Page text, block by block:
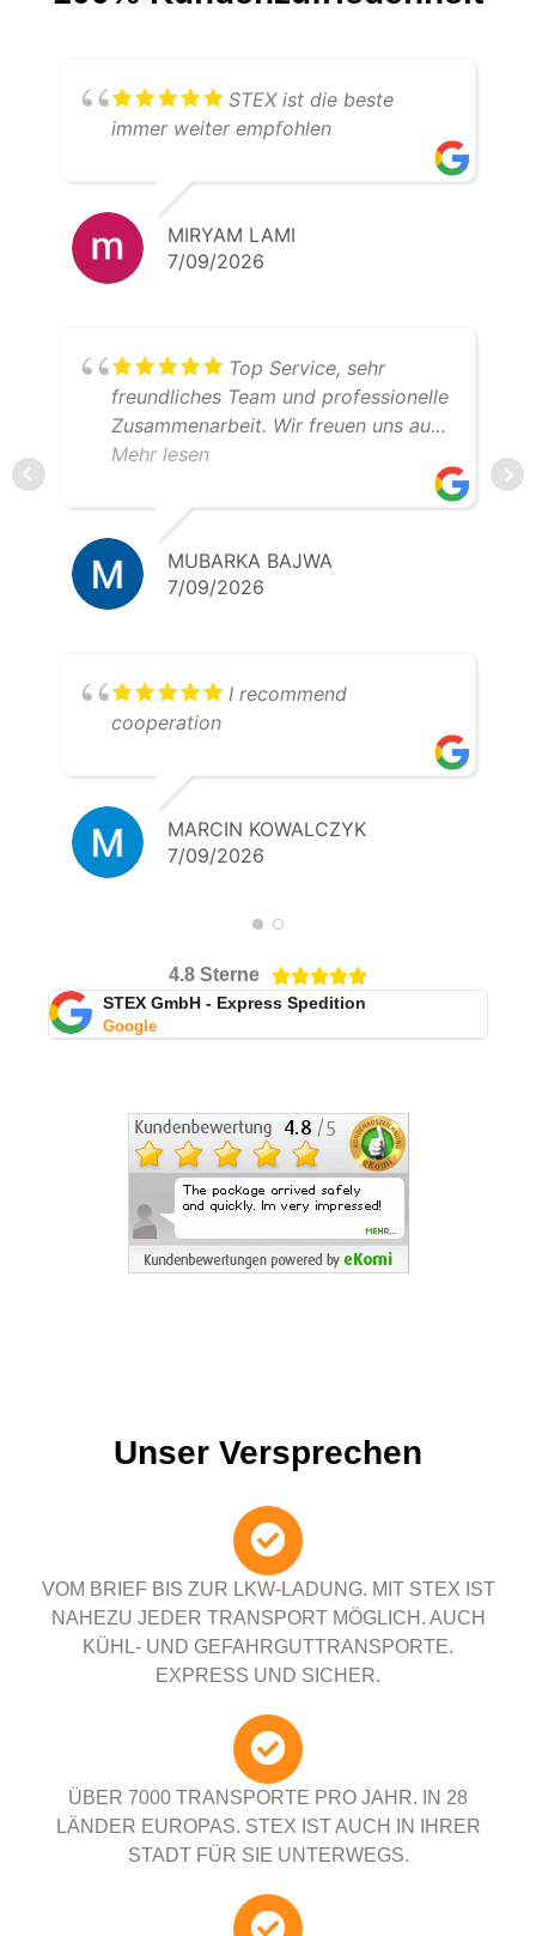
STEX ist die beste
immer weiter empfohlen
MIRYAM LAMI
7/09/2026
Top Service, sehr
freundliches Team und professionelle
Zusammenarbeit. Wir freuen uns auf
weitere gemeinsame Transporte.
Mehr lesen
MUBARKA BAJWA
7/09/2026
I recommend
cooperation
MARCIN KOWALCZYK
7/09/2026
4.8 Sterne 
STEX GmbH - Express Spedition
Google
Unser Versprechen
VOM BRIEF BIS ZUR LKW-LADUNG. MIT STEX IST
NAHEZU JEDER TRANSPORT MÖGLICH. AUCH
KÜHL- UND GEFAHRGUTTRANSPORTE.
EXPRESS UND SICHER.
ÜBER 7000 TRANSPORTE PRO JAHR. IN 28
LÄNDER EUROPAS. STEX IST AUCH IN IHRER
STADT FÜR SIE UNTERWEGS.